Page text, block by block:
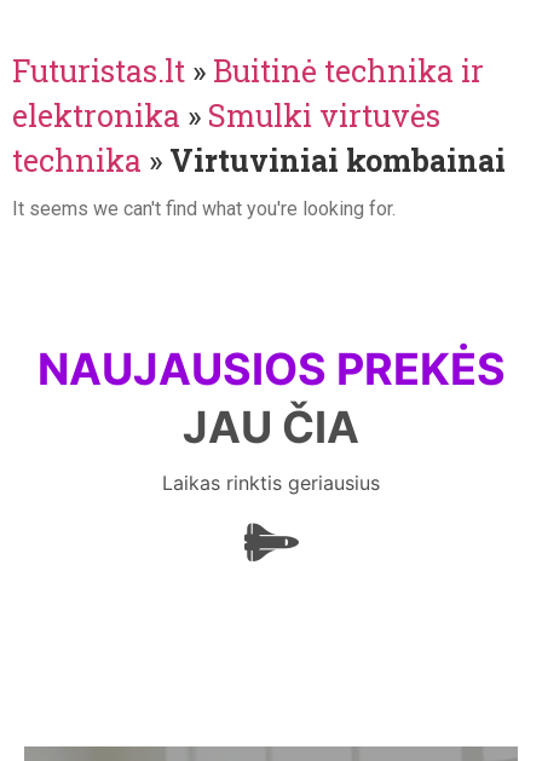
Futuristas.lt » Buitinė technika ir
elektronika » Smulki virtuvės
technika » Virtuviniai kombainai
It seems we can't find what you're looking for.
NAUJAUSIOS PREKĖS
JAU ČIA
Laikas rinktis geriausius